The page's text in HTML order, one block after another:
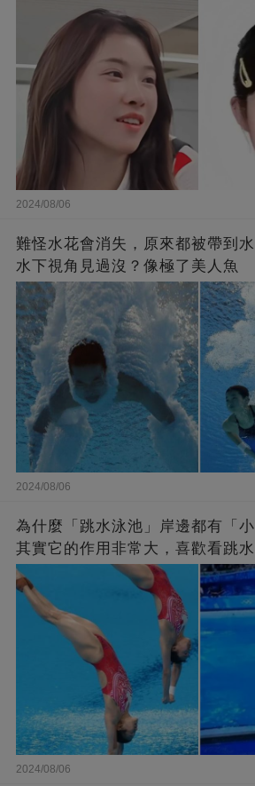
2024/08/06
難怪水花會消失，原來都被帶到
水下視角見過沒？像極了美人魚
2024/08/06
為什麼「跳水泳池」岸邊都有「
其實它的作用非常大，喜歡看跳
2024/08/06